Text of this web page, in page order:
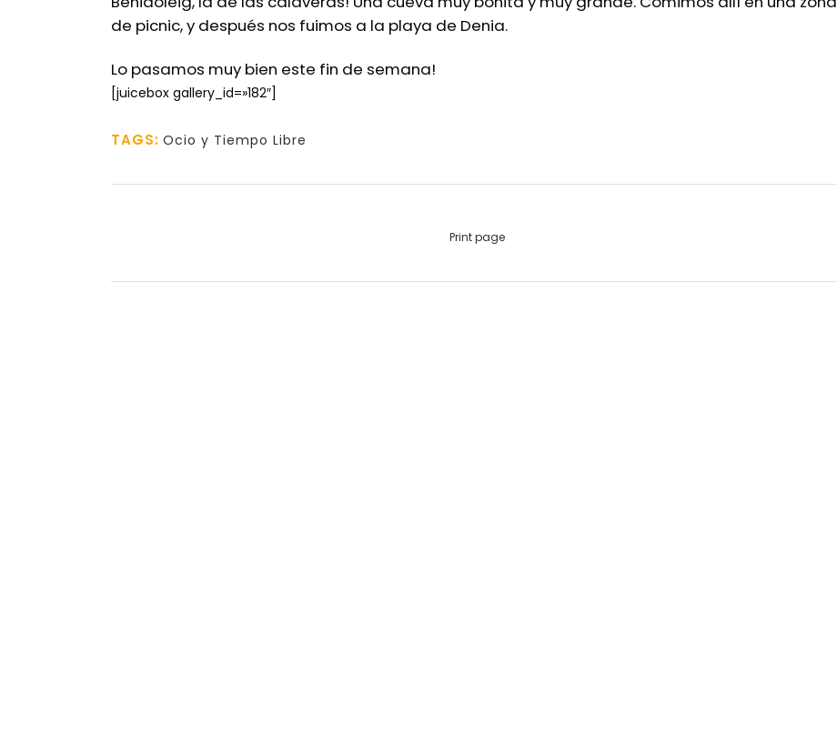
de picnic, y después nos fuimos a la playa de Denia.
Lo pasamos muy bien este fin de semana!
[juicebox gallery_id=»182″]
TAGS: Ocio y Tiempo Libre
Print page